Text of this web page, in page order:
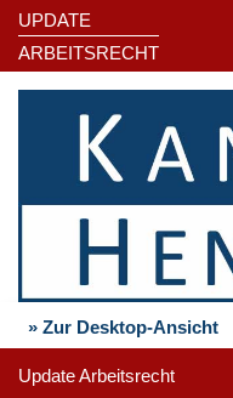
UPDATE
ARBEITSRECHT
» Zur Desktop-Ansicht
Update Arbeitsrecht